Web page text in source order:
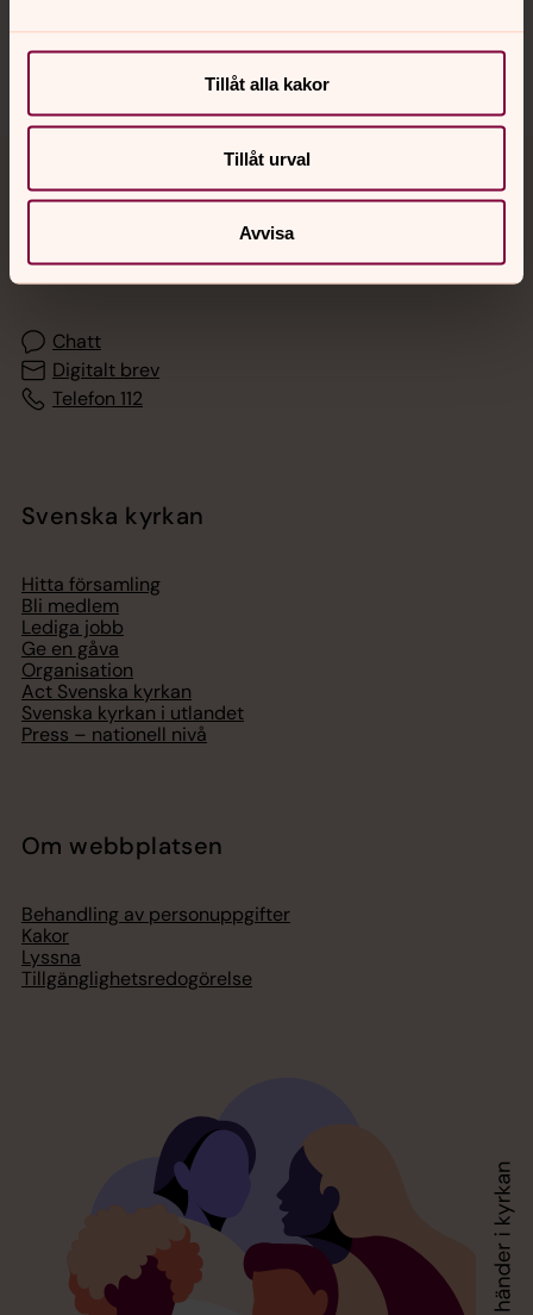
Tillåt alla kakor
Tillåt urval
Avvisa
Jourhavande präst
Akut samtals- och krisstöd. Prata eller chatta anonymt
med en präst på kvällar och nätter.
Chatt
Digitalt brev
Telefon 112
Svenska kyrkan
Hitta församling
Bli medlem
Lediga jobb
Ge en gåva
Organisation
Act Svenska kyrkan
Svenska kyrkan i utlandet
Press – nationell nivå
Om webbplatsen
Behandling av personuppgifter
Kakor
Lyssna
Tillgänglighetsredogörelse